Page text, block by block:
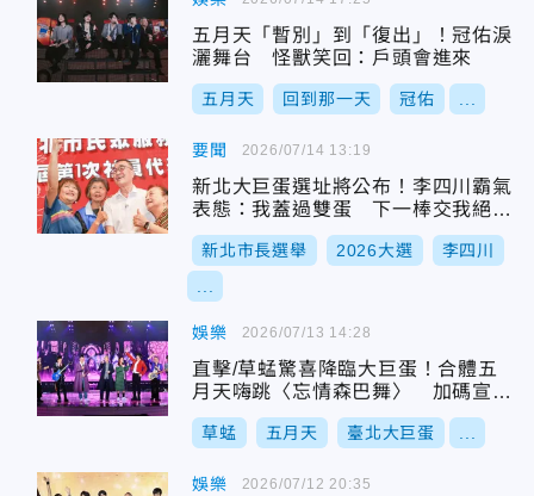
五月天「暫別」到「復出」！冠佑淚
灑舞台 怪獸笑回：戶頭會進來
五月天 回到那一天 冠佑
要聞
新北大巨蛋選址將公布！李四川霸氣
表態：我蓋過雙蛋 下一棒交我絕對
蓋好
新北市長選舉 2026大選 李四川
2026/07/14 13:19
娛樂
直擊/草蜢驚喜降臨大巨蛋！合體五
月天嗨跳〈忘情森巴舞〉 加碼宣布
明年來台開唱
草蜢 五月天 臺北大巨蛋
2026/07/13 14:28
娛樂 2026/07/12 20:35